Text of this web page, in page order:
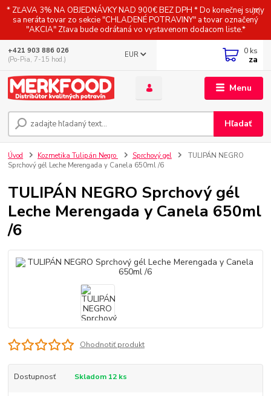
* ZĽAVA 3% NA OBJEDNÁVKY NAD 900€ BEZ DPH * Do konečnej sumy
sa neráta tovar zo sekcie "CHLADENÉ POTRAVINY" a tovar označený
"AKCIA" Zľava bude odrátaná vo vystavenom dodacom liste.*
Menu
EUR
Hľadať
+421 903 886 026
(Po-Pia, 7-15 hod.)
0 ks
za
Úvod Kozmetika Tulipán Negro Sprchový gel
TULIPÁN NEGRO
Sprchový gél Leche Merengada y Canela 650ml /6
TULIPÁN NEGRO Sprchový gél
Leche Merengada y Canela 650ml
/6
Ohodnotiť produkt
Dostupnosť Skladom 12 ks